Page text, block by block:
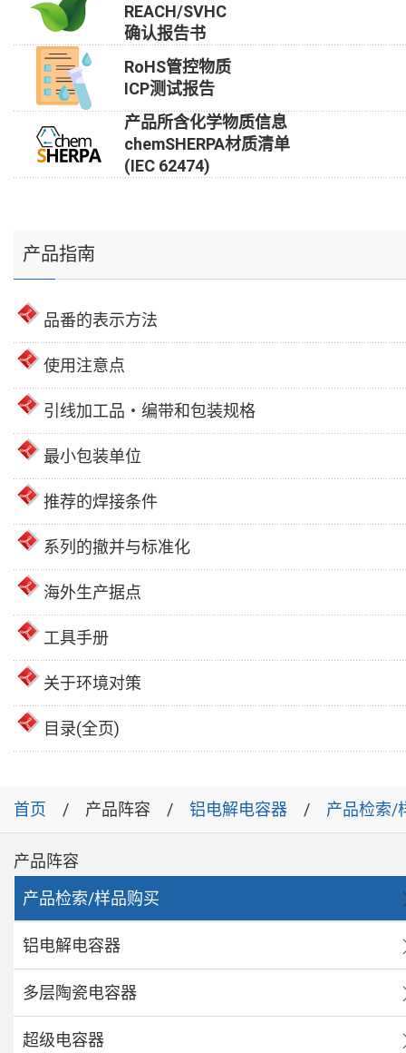
REACH/SVHC
确认报告书
RoHS管控物质
ICP测试报告
产品所含化学物质信息
chemSHERPA材质清单
(IEC 62474)
产品指南
品番的表示方法
使用注意点
引线加工品・编带和包装规格
最小包装单位
推荐的焊接条件
系列的撤并与标准化
海外生产据点
工具手册
关于环境对策
目录(全页)
首页 产品阵容 铝电解电容器 产品检索/
产品阵容
产品检索/样品购买
铝电解电容器
多层陶瓷电容器
超级电容器